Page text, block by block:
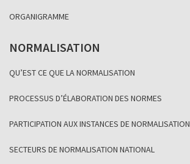
ORGANIGRAMME
NORMALISATION
QU’EST CE QUE LA NORMALISATION
PROCESSUS D’ÉLABORATION DES NORMES
PARTICIPATION AUX INSTANCES DE NORMALISATION
SECTEURS DE NORMALISATION NATIONAL